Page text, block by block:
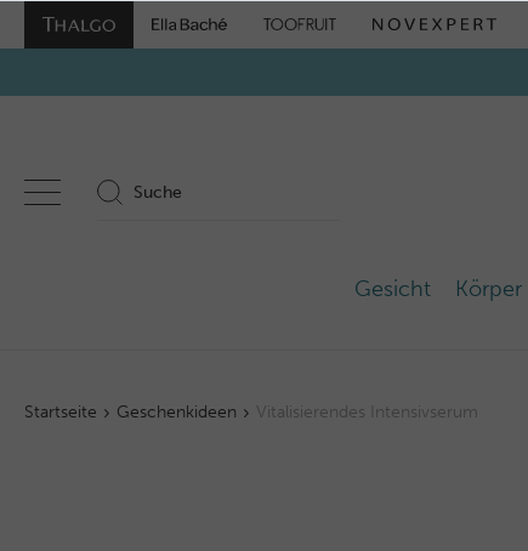
Gesicht Körper
Startseite Geschenkideen Vitalisierendes Intensivserum